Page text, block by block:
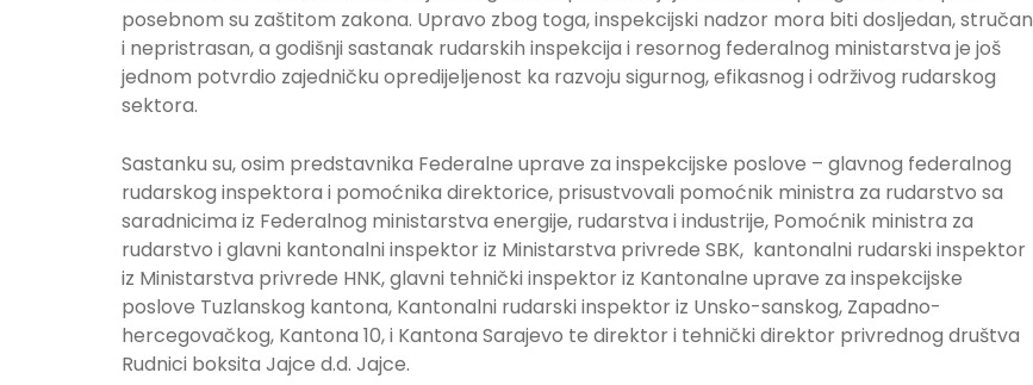
posebnom su zaštitom zakona. Upravo zbog toga, inspekcijski nadzor mora biti dosljedan, stručan
i nepristrasan, a godišnji sastanak rudarskih inspekcija i resornog federalnog ministarstva je još
jednom potvrdio zajedničku opredijeljenost ka razvoju sigurnog, efikasnog i održivog rudarskog
sektora.
Sastanku su, osim predstavnika Federalne uprave za inspekcijske poslove – glavnog federalnog
rudarskog inspektora i pomoćnika direktorice, prisustvovali pomoćnik ministra za rudarstvo sa
saradnicima iz Federalnog ministarstva energije, rudarstva i industrije, Pomoćnik ministra za
rudarstvo i glavni kantonalni inspektor iz Ministarstva privrede SBK, kantonalni rudarski inspektor
iz Ministarstva privrede HNK, glavni tehnički inspektor iz Kantonalne uprave za inspekcijske
poslove Tuzlanskog kantona, Kantonalni rudarski inspektor iz Unsko-sanskog, Zapadno-
hercegovačkog, Kantona 10, i Kantona Sarajevo te direktor i tehnički direktor privrednog društva
Rudnici boksita Jajce d.d. Jajce.